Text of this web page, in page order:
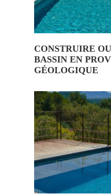
CONSTRUIRE
BASSIN EN
GÉOLOGIQUE